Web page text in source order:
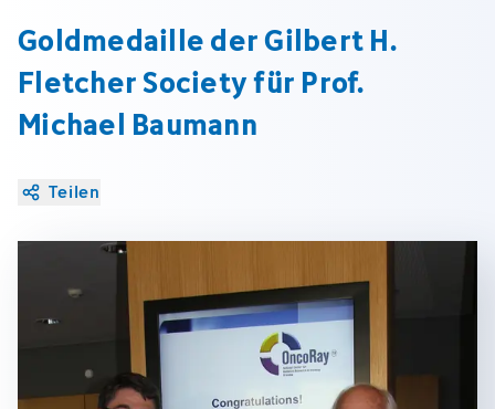
Goldmedaille der Gilbert H.
Fletcher Society für Prof.
Michael Baumann
Teilen